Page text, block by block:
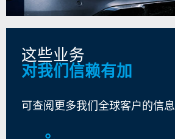
这些业务
对我们信赖有加
可查阅更多我们全球客户的信息